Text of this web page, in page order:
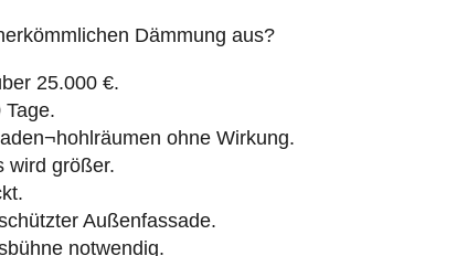
Dämmung aus?
25.000 €.
ohne Wirkung.
wird größer.
Außenfassade.
notwendig.